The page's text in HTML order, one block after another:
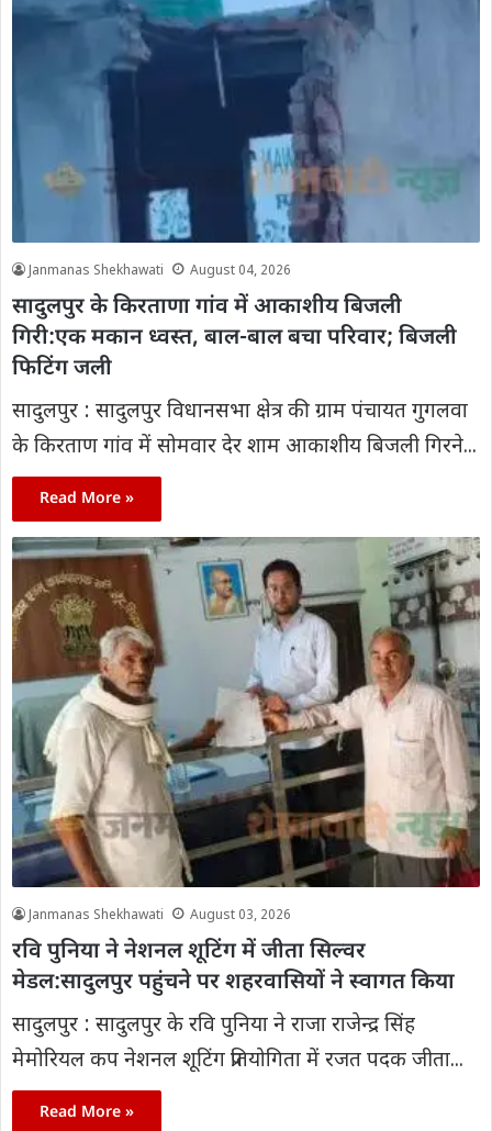
Janmanas Shekhawati August 04, 2026
सादुलपुर के किरताणा गांव में आकाशीय बिजली
गिरी:एक मकान ध्वस्त, बाल-बाल बचा परिवार; बिजली
फिटिंग जली
सादुलपुर : सादुलपुर विधानसभा क्षेत्र की ग्राम पंचायत गुगलवा
के किरताण गांव में सोमवार देर शाम आकाशीय बिजली गिरने...
Read More »
Janmanas Shekhawati August 03, 2026
रवि पुनिया ने नेशनल शूटिंग में जीता सिल्वर
मेडल:सादुलपुर पहुंचने पर शहरवासियों ने स्वागत किया
सादुलपुर : सादुलपुर के रवि पुनिया ने राजा राजेन्द्र सिंह
मेमोरियल कप नेशनल शूटिंग प्रतियोगिता में रजत पदक जीता...
Read More »